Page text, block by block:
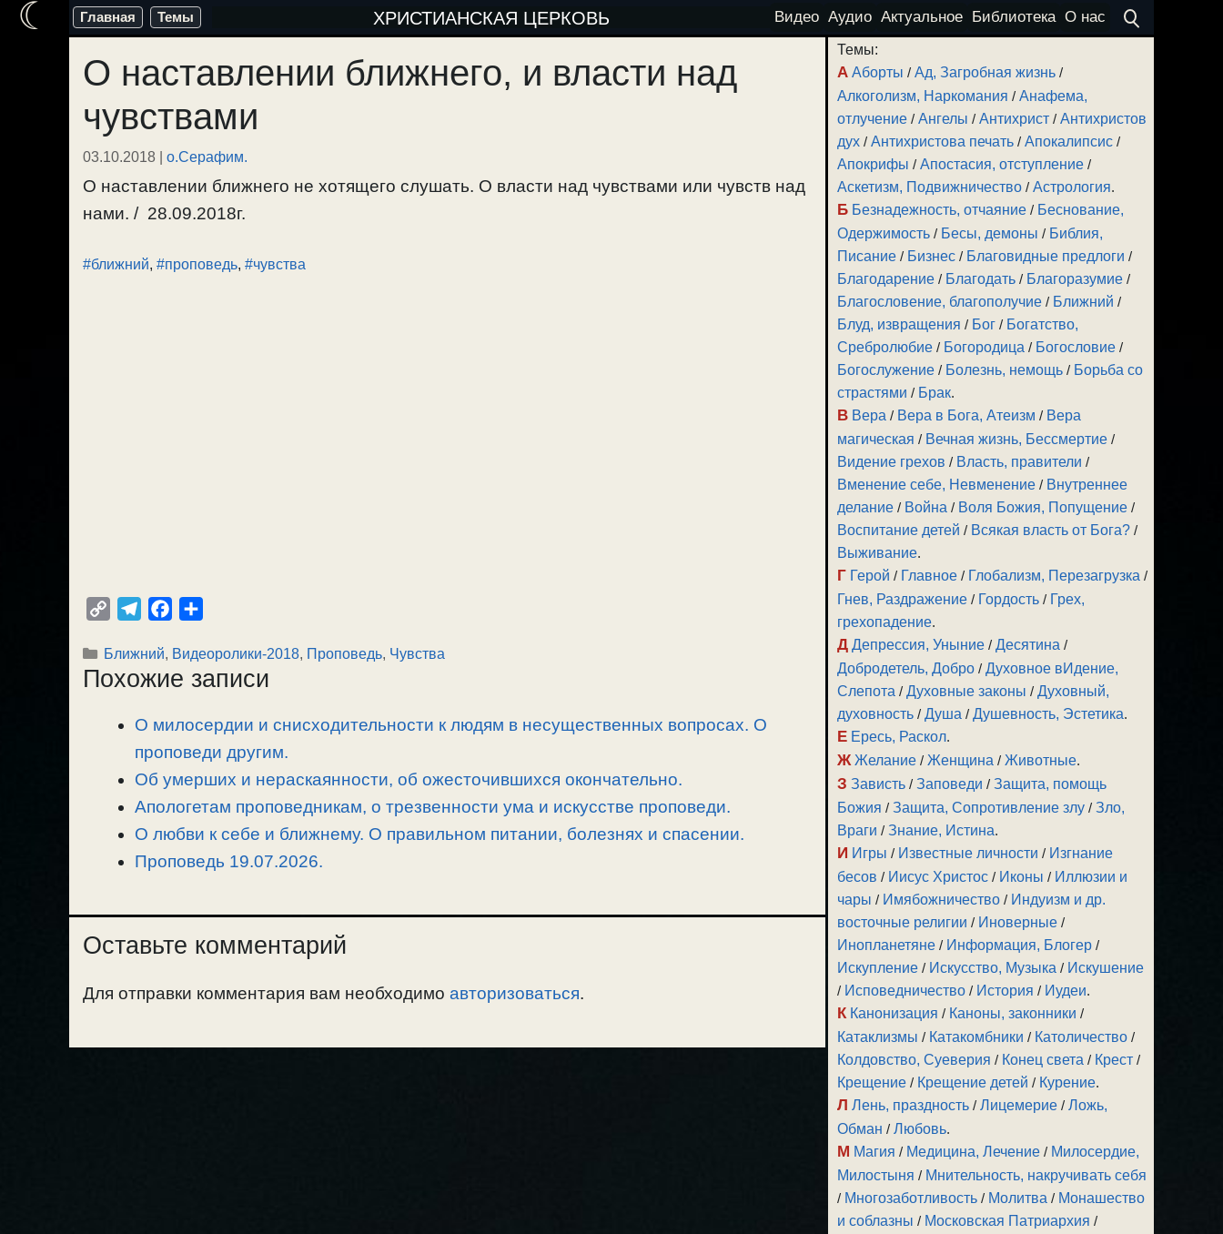
Перейти
содержимому
Главная Темы ХРИСТИАНСКАЯ ЦЕРКОВЬ Видео Аудио Актуальное Библиотека О нас
О наставлении ближнего, и власти над
чувствами
03.10.2018 | о.Серафим.
О наставлении ближнего не хотящего слушать. О власти над чувствами или чувств над
нами. / 28.09.2018г.
#ближний, #проповедь, #чувства
p
y
l
e
r
a
m
c
e
o
o
k
п
р
в
и
т
Рубрики
Ближний, Видеоролики-2018, Проповедь, Чувства
Похожие записи
О милосердии и снисходительности к людям в несущественных вопросах. О
проповеди другим.
Об умерших и нераскаянности, об ожесточившихся окончательно.
Апологетам проповедникам, о трезвенности ума и искусстве проповеди.
О любви к себе и ближнему. О правильном питании, болезнях и спасении.
Проповедь 19.07.2026.
Оставьте комментарий
Для отправки комментария вам необходимо авторизоваться.
Темы:
А Аборты /Ад, Загробная жизнь /
Алкоголизм, Наркомания /Анафема,
отлучение /Ангелы /Антихрист /Антихристов
дух /Антихристова печать /Апокалипсис /
Апокрифы /Апостасия, отступление /
Аскетизм, Подвижничество /Астрология.
Б Безнадежность, отчаяние / Беснование,
Одержимость / Бесы, демоны / Библия,
Писание / Бизнес / Благовидные предлоги /
Благодарение / Благодать / Благоразумие /
Благословение, благополучие / Ближний /
Блуд, извращения / Бог / Богатство,
Сребролюбие / Богородица / Богословие /
Богослужение / Болезнь, немощь / Борьба со
страстями / Брак.
В Вера / Вера в Бога, Атеизм / Вера
магическая / Вечная жизнь, Бессмертие /
Видение грехов / Власть, правители /
Вменение себе, Невменение / Внутреннее
делание / Война / Воля Божия, Попущение /
Воспитание детей / Всякая власть от Бога? /
Выживание.
Г Герой / Главное / Глобализм, Перезагрузка /
Гнев, Раздражение / Гордость / Грех,
грехопадение.
Д Депрессия, Уныние /Десятина /
Добродетель, Добро /Духовное вИдение,
Слепота /Духовные законы /Духовный,
духовность /Душа /Душевность, Эстетика.
Е Ересь, Раскол.
Ж Желание /Женщина /Животные.
З Зависть /Заповеди /Защита, помощь
Божия /Защита, Сопротивление злу /Зло,
Враги /Знание, Истина.
И Игры / Известные личности / Изгнание
бесов / Иисус Христос / Иконы / Иллюзии и
чары / Имябожничество / Индуизм и др.
восточные религии / Иноверные /
Инопланетяне / Информация, Блогер /
Искупление / Искусство, Музыка / Искушение
/ Исповедничество / История / Иудеи.
К Канонизация / Каноны, законники /
Катаклизмы / Катакомбники / Католичество /
Колдовство, Суеверия / Конец света / Крест /
Крещение / Крещение детей / Курение.
Л Лень, праздность /Лицемерие /Ложь,
Обман /Любовь.
М Магия / Медицина, Лечение / Милосердие,
Милостыня / Мнительность, накручивать себя
/ Многозаботливость / Молитва / Монашество
и соблазны / Московская Патриархия /
☾